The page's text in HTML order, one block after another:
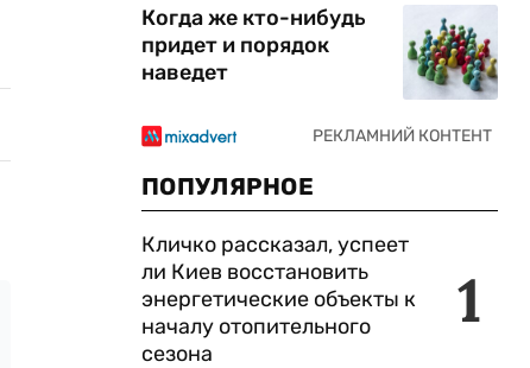
Когда же кто-нибудь
придет и порядок
наведет
ПОПУЛЯРНОЕ
1
Кличко рассказал, успеет
ли Киев восстановить
энергетические объекты к
началу отопительного
сезона